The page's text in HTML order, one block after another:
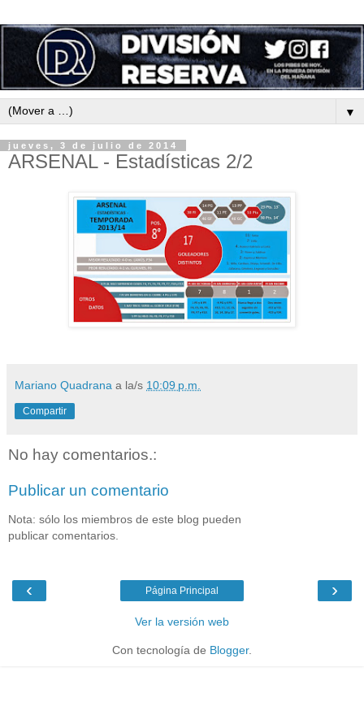
▼
jueves, 3 de julio de 2014
ARSENAL - Estadísticas 2/2
Mariano Quadrana a la/s 10:09 p.m.
Compartir
No hay comentarios.:
Publicar un comentario
Nota: sólo los miembros de este blog pueden
publicar comentarios.
‹ ›
Página Principal
Ver la versión web
Con tecnología de Blogger.